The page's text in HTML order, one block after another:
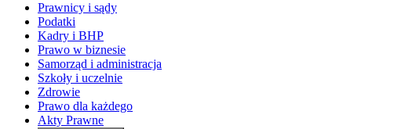
Prawnicy i sądy
Podatki
Kadry i BHP
Prawo w biznesie
Samorząd i administracja
Szkoły i uczelnie
Zdrowie
Prawo dla każdego
Akty Prawne